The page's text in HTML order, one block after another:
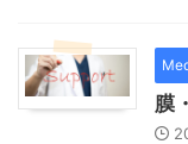
膜